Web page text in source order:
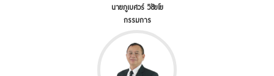
นายภูเบศวร์ วิชัยโย
กรรมการ